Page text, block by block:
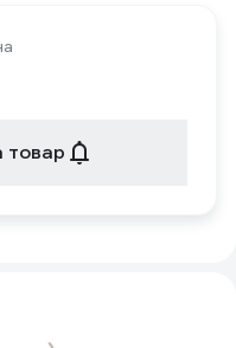
товар